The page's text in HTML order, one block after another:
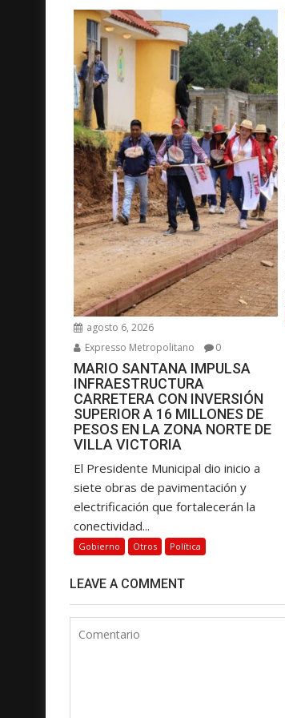
c
ó
n
d
e
e
n
t
r
a
d
a
s
agosto 6, 2026
Expresso Metropolitano
0
MARIO SANTANA IMPULSA
INFRAESTRUCTURA
CARRETERA CON INVERSIÓN
SUPERIOR A 16 MILLONES DE
PESOS EN LA ZONA NORTE DE
VILLA VICTORIA
El Presidente Municipal dio inicio a
siete obras de pavimentación y
electrificación que fortalecerán la
conectividad...
Gobierno Otros Política
LEAVE A COMMENT